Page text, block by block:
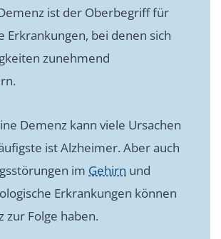
ist der Oberbegriff für
Erkrankungen, bei denen sich
zunehmend
Demenz kann viele Ursachen
ist Alzheimer. Aber auch
im Gehirn und
Erkrankungen können
zur Folge haben.